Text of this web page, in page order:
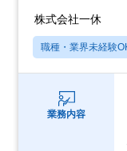
株式会社一休
職種・業界未経験
業務内容